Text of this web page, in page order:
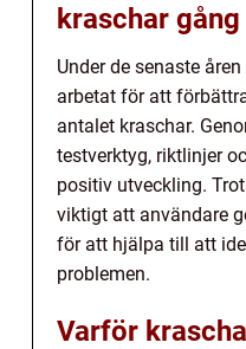
kraschar gång
Under de senaste
arbetat för att
antalet kraschar.
testverktyg, riktlinjer
positiv utveckling.
viktigt att användare
för att hjälpa till att
problemen.
Varför